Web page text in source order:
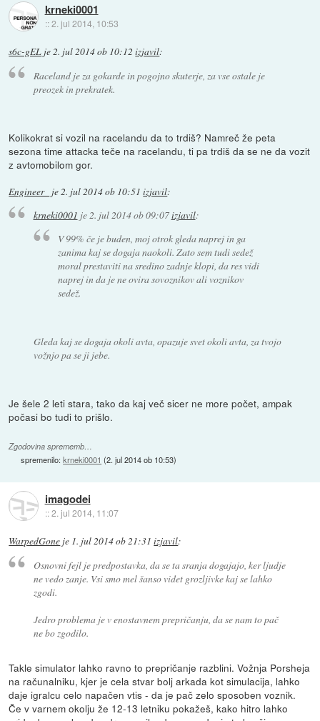
krneki0001
::2. jul 2014, 10:53
s6c-gEL je2. jul 2014 ob 10:12 izjavil:
Raceland je za gokarde in pogojno skuterje, za vse ostale je
preozek in prekratek.
Kolikokrat si vozil na racelandu da to trdiš? Namreč že peta
sezona time attacka teče na racelandu, ti pa trdiš da se ne da vozit
z avtomobilom gor.
Engineer_ je2. jul 2014 ob 10:51 izjavil:
krneki0001 je2. jul 2014 ob 09:07izjavil:
V 99% če je buden, moj otrok gleda naprej in ga
zanima kaj se dogaja naokoli. Zato sem tudi sedež
moral prestaviti na sredino zadnje klopi, da res vidi
naprej in da je ne ovira sovoznikov ali voznikov
sedež.
Gleda kaj se dogaja okoli avta, opazuje svet okoli avta, za tvojo
vožnjo pa se ji jebe.
Je šele 2 leti stara, tako da kaj več sicer ne more počet, ampak
počasi bo tudi to prišlo.
Zgodovina sprememb…
spremenilo:krneki0001 (2. jul 2014 ob 10:53)
imagodei
::2. jul 2014, 11:07
WarpedGone je 1. jul 2014 ob 21:31 izjavil:
Osnovni fejl je predpostavka, da se ta sranja dogajajo, ker ljudje
ne vedo zanje. Vsi smo mel šanso videt grozljivke kaj se lahko
zgodi.
Jedro problema je v enostavnem prepričanju, da se nam to pač
ne bo zgodilo.
Takle simulator lahko ravno to prepričanje razblini. Vožnja Porsheja
na računalniku, kjer je cela stvar bolj arkada kot simulacija, lahko
daje igralcu celo napačen vtis - da je pač zelo sposoben voznik.
Če v varnem okolju že 12-13 letniku pokažeš, kako hitro lahko